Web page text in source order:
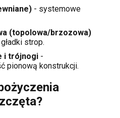
- systemowe
(topolowa/brzozowa)
strop.
i trójnogi -
pionową konstrukcji.
?